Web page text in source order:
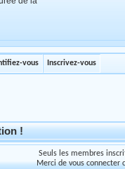
vous Inscrivez-vous
!
Seuls les membres
Merci de vous connecter